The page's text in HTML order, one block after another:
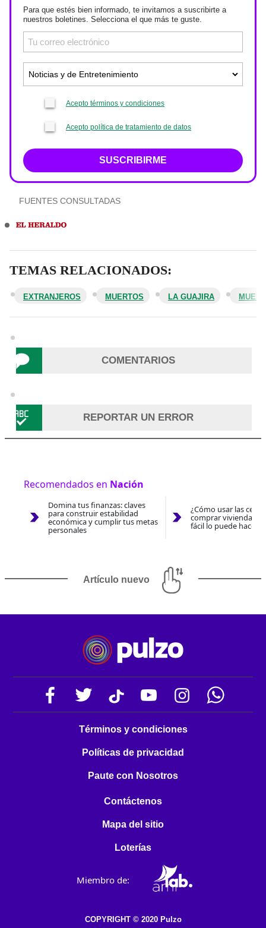
Para que estés bien informado, te invitamos a suscribirte a
nuestros boletines. Selecciona el que más te guste.
Acepto términos y condiciones
Acepto política de tratamiento de datos
SUSCRIBIRME
FUENTES CONSULTADAS
TEMAS RELACIONADOS:
EXTRANJEROS MUERTOS LA GUAJIRA
COMENTARIOS
REPORTAR UN ERROR
Recomendados en Nación
Domina tus finanzas: claves
para construir estabilidad
económica y cumplir tus metas
personales
¿Cómo usar las
comprar vivienda
fácil lo puede hacer
Artículo nuevo
Términos y condiciones
Políticas de privacidad
Paute con Nosotros
Contáctenos
Mapa del sitio
Loterías
Miembro de:
COPYRIGHT © 2020 Pulzo